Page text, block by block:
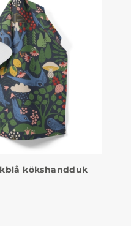
kökshandduk